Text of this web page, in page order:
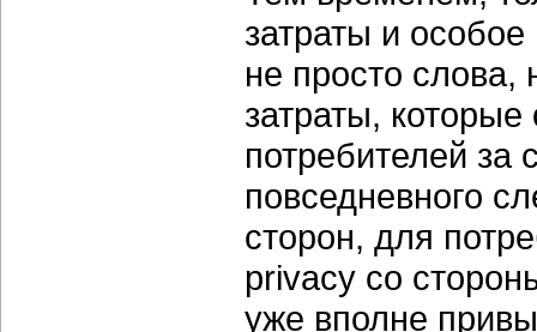
затраты и
не просто
затраты,
потребителей
повседневного
сторон, для
privacy со
уже вполне